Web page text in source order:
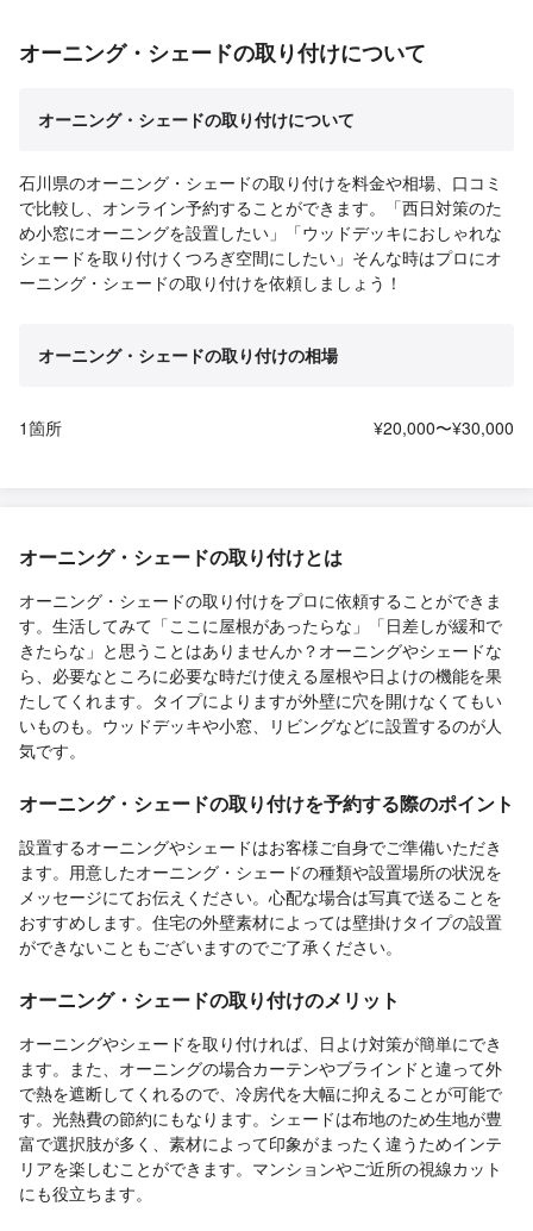
オーニング・シェードの取り付けについて
オーニング・シェードの取り付けについて
石川県のオーニング・シェードの取り付けを料金や相場、口コミ
で比較し、オンライン予約することができます。「西日対策のた
め小窓にオーニングを設置したい」「ウッドデッキにおしゃれな
シェードを取り付けくつろぎ空間にしたい」そんな時はプロにオ
ーニング・シェードの取り付けを依頼しましょう！
オーニング・シェードの取り付けの相場
1箇所 ¥20,000〜¥30,000
オーニング・シェードの取り付けとは
オーニング・シェードの取り付けをプロに依頼することができま
す。生活してみて「ここに屋根があったらな」「日差しが緩和で
きたらな」と思うことはありませんか？オーニングやシェードな
ら、必要なところに必要な時だけ使える屋根や日よけの機能を果
たしてくれます。タイプによりますが外壁に穴を開けなくてもい
いものも。ウッドデッキや小窓、リビングなどに設置するのが人
気です。
オーニング・シェードの取り付けを予約する際のポイント
設置するオーニングやシェードはお客様ご自身でご準備いただき
ます。用意したオーニング・シェードの種類や設置場所の状況を
メッセージにてお伝えください。心配な場合は写真で送ることを
おすすめします。住宅の外壁素材によっては壁掛けタイプの設置
ができないこともございますのでご了承ください。
オーニング・シェードの取り付けのメリット
オーニングやシェードを取り付ければ、日よけ対策が簡単にでき
ます。また、オーニングの場合カーテンやブラインドと違って外
で熱を遮断してくれるので、冷房代を大幅に抑えることが可能で
す。光熱費の節約にもなります。シェードは布地のため生地が豊
富で選択肢が多く、素材によって印象がまったく違うためインテ
リアを楽しむことができます。マンションやご近所の視線カット
にも役立ちます。